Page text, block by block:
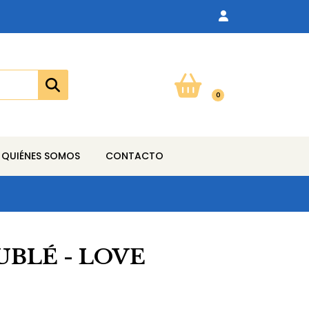
0
QUIÉNES SOMOS CONTACTO
- LOVE